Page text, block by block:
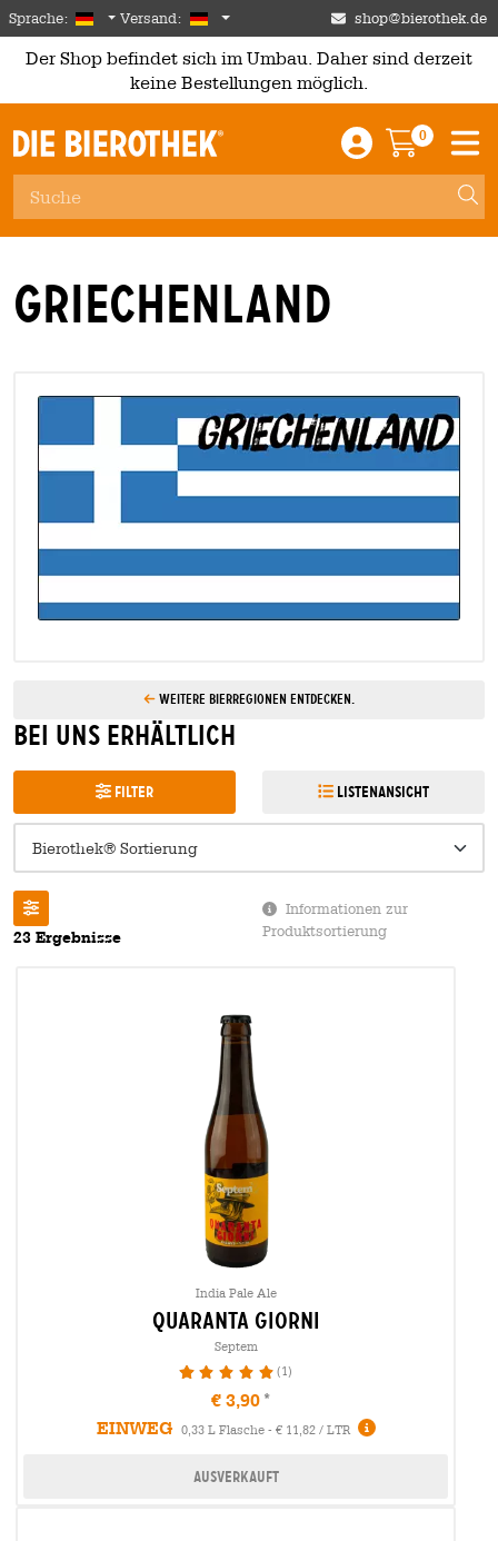
Skip to main content
Sprache: German
Versand: Deutschland shop@bierothek.de
Der Shop befindet sich im Umbau. Daher sind derzeit
keine Bestellungen möglich.
Einloggen /
0
Griechenland
Weitere Bierregionen entdecken.
Bei uns erhältlich
Filter Listenansicht
23 Ergebnisse
Informationen zur
Produktsortierung
India Pale Ale
quaranta giorni
Septem
100% (1)
€ 3,90
EINWEG
0,33 L Flasche - € 11,82 / LTR
Ausverkauft